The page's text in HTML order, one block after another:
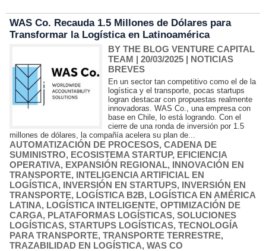
WAS Co. Recauda 1.5 Millones de Dólares para
Transformar la Logística en Latinoamérica
BY THE BLOG VENTURE CAPITAL
TEAM | 20/03/2025 | NOTICIAS
BREVES
En un sector tan competitivo como el de la
logística y el transporte, pocas startups
logran destacar con propuestas realmente
innovadoras. WAS Co., una empresa con
base en Chile, lo está logrando. Con el
cierre de una ronda de inversión por 1.5
millones de dólares, la compañía acelera su plan de...
AUTOMATIZACIÓN DE PROCESOS, CADENA DE
SUMINISTRO, ECOSISTEMA STARTUP, EFICIENCIA
OPERATIVA, EXPANSIÓN REGIONAL, INNOVACIÓN EN
TRANSPORTE, INTELIGENCIA ARTIFICIAL EN
LOGÍSTICA, INVERSIÓN EN STARTUPS, INVERSIÓN EN
TRANSPORTE, LOGÍSTICA B2B, LOGÍSTICA EN AMÉRICA
LATINA, LOGÍSTICA INTELIGENTE, OPTIMIZACIÓN DE
CARGA, PLATAFORMAS LOGÍSTICAS, SOLUCIONES
LOGÍSTICAS, STARTUPS LOGÍSTICAS, TECNOLOGÍA
PARA TRANSPORTE, TRANSPORTE TERRESTRE,
TRAZABILIDAD EN LOGÍSTICA, WAS CO